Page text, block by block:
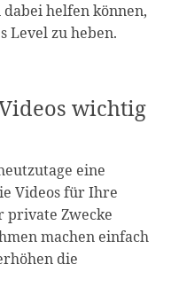
helfen können,
Level zu heben.
wichtig
eine
Videos für Ihre
private Zwecke
machen einfach
die